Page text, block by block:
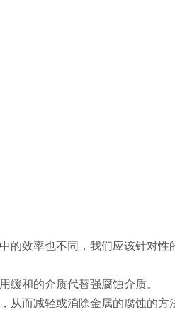
的效率也不同，我们应该针对性
缓和的介质代替强腐蚀介质。
从而减轻或消除金属的腐蚀的方